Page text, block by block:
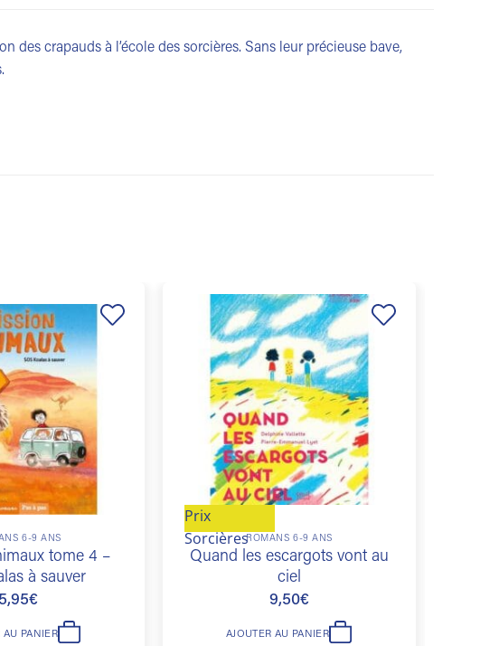
crapauds à l’école des sorcières. Sans leur précieuse bave,
Ajouter
6-9 ANS
tome 4 –
à sauver
5,95€
AU PANIER
Prix
Sorcières
Ajouter
liste de
souhaits
ROMANS 6-9 ANS
Quand les escargots vont au
ciel
9,50€
AJOUTER AU PANIER